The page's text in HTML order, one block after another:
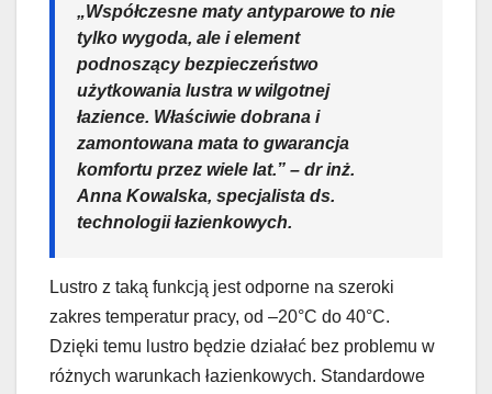
„Współczesne maty antyparowe to nie
tylko wygoda, ale i element
podnoszący bezpieczeństwo
użytkowania lustra w wilgotnej
łazience. Właściwie dobrana i
zamontowana mata to gwarancja
komfortu przez wiele lat.” – dr inż.
Anna Kowalska, specjalista ds.
technologii łazienkowych.
Lustro z taką funkcją jest odporne na szeroki
zakres temperatur pracy, od –20°C do 40°C.
Dzięki temu lustro będzie działać bez problemu w
różnych warunkach łazienkowych. Standardowe